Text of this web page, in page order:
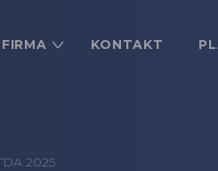
FIRMA KONTAKT
2025